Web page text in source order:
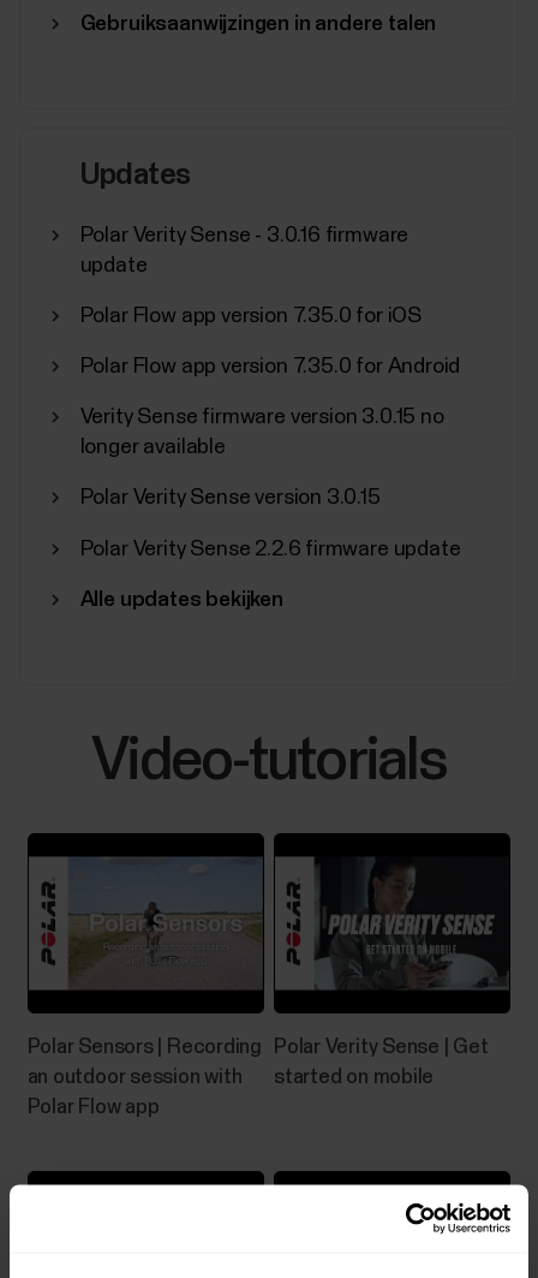
Gebruiksaanwijzingen in andere talen
Updates
Polar Verity Sense - 3.0.16 firmware
update
Polar Flow app version 7.35.0 for iOS
Polar Flow app version 7.35.0 for Android
Verity Sense firmware version 3.0.15 no
longer available
Polar Verity Sense version 3.0.15
Polar Verity Sense 2.2.6 firmware update
Alle updates bekijken
Video-tutorials
Polar Sensors | Recording
an outdoor session with
Polar Flow app
Polar Verity Sense | Get
started on mobile